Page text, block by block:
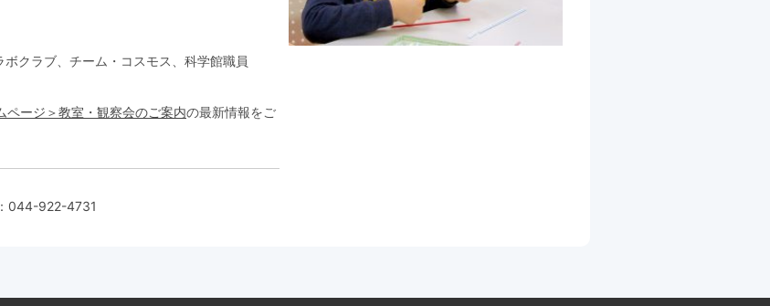
クラブ、チーム・コスモス、科学館職員
ページ＞教室・観察会のご案内の最新情報をご
044-922-4731